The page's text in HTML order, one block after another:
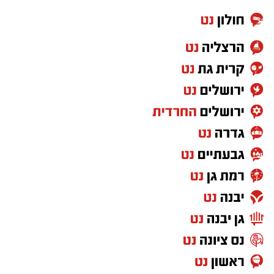
בו רבות.
יחד עם בנו נ"י. לאחר מכן, פנה לרחבת הציון
בסמוך להדלקות ל"ג בעומר, שם גזז את מחלפות
ראשו של בנו לראשונה וכיבד עוד ידידים בגזיזת
השיער, תוך כדי שבירכוהו שזכות אבות השושלת
הקדושה לאדמור"י ורבני משפחת אבוחצירא תגן
בעדו, וכי יגדל ויאיר את עיני ישראל בתורה, יראת
שמים וחסידות.
משם פנה לחדר הסמוך לצורך הדלקת נרות לכבוד
התנא רשב"י.
בהמשך המעמד ערכו המשתתפים ברכת "לחיים",
ובמסגרתה בירך הגר"ש טולידאנו את הקהל
בברכת לחיים טובים ולשלום.